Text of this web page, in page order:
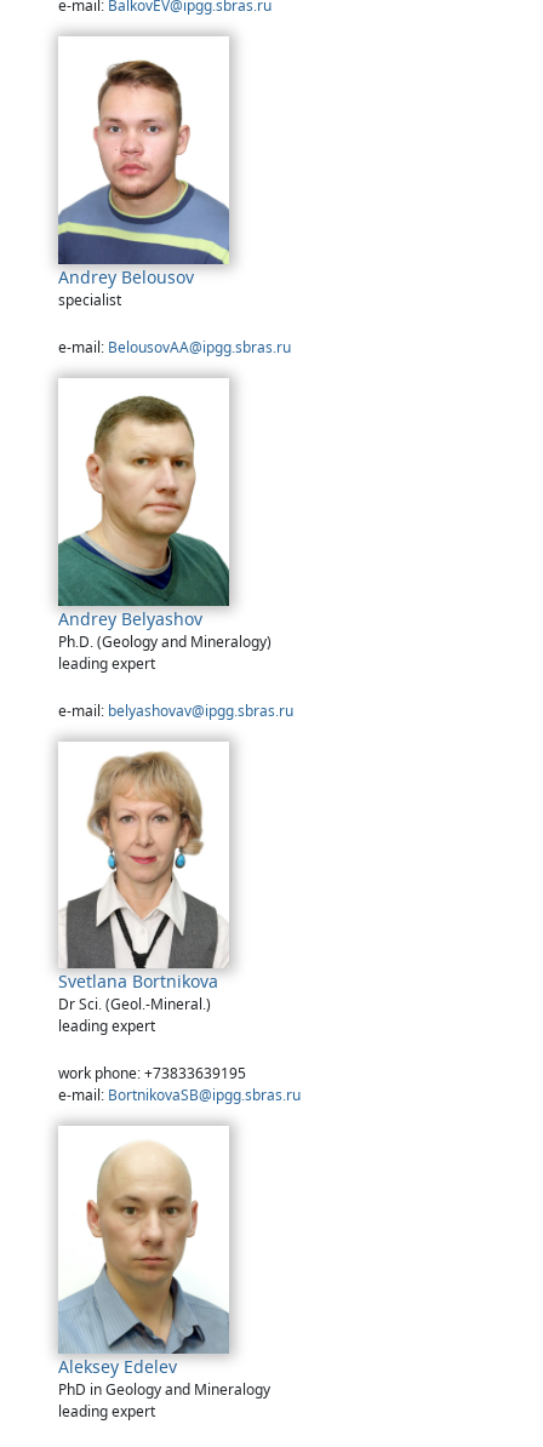
e-mail: BalkovEV@ipgg.sbras.ru
Andrey Belousov
specialist
e-mail: BelousovAA@ipgg.sbras.ru
Andrey Belyashov
Ph.D. (Geology and Mineralogy)
leading expert
e-mail: belyashovav@ipgg.sbras.ru
Svetlana Bortnikova
Dr Sci. (Geol.-Mineral.)
leading expert
work phone: +73833639195
e-mail: BortnikovaSB@ipgg.sbras.ru
Aleksey Edelev
PhD in Geology and Mineralogy
leading expert